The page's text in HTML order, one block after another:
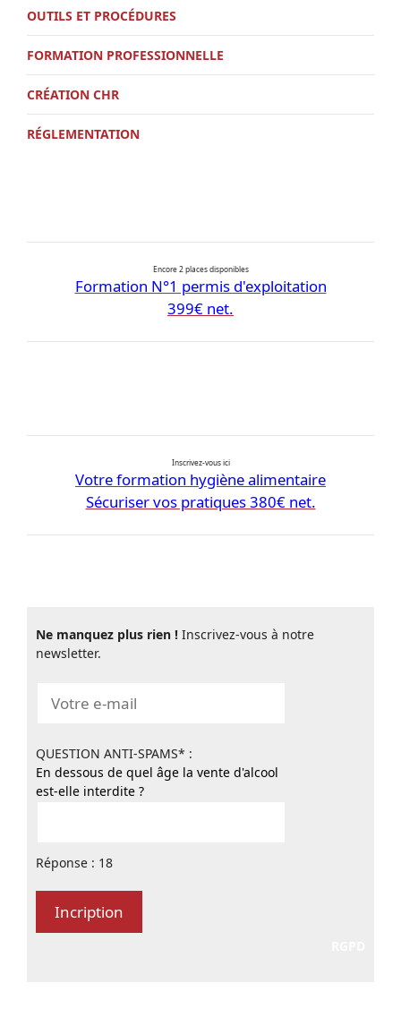
OUTILS ET PROCÉDURES
FORMATION PROFESSIONNELLE
CRÉATION CHR
RÉGLEMENTATION
Encore 2 places disponibles
Formation N°1 permis d'exploitation
399€ net.
Inscrivez-vous ici
Votre formation hygiène alimentaire
Sécuriser vos pratiques 380€ net.
Ne manquez plus rien ! Inscrivez-vous à notre
newsletter.
QUESTION ANTI-SPAMS* :
En dessous de quel âge la vente d'alcool
est-elle interdite ?
Réponse : 18